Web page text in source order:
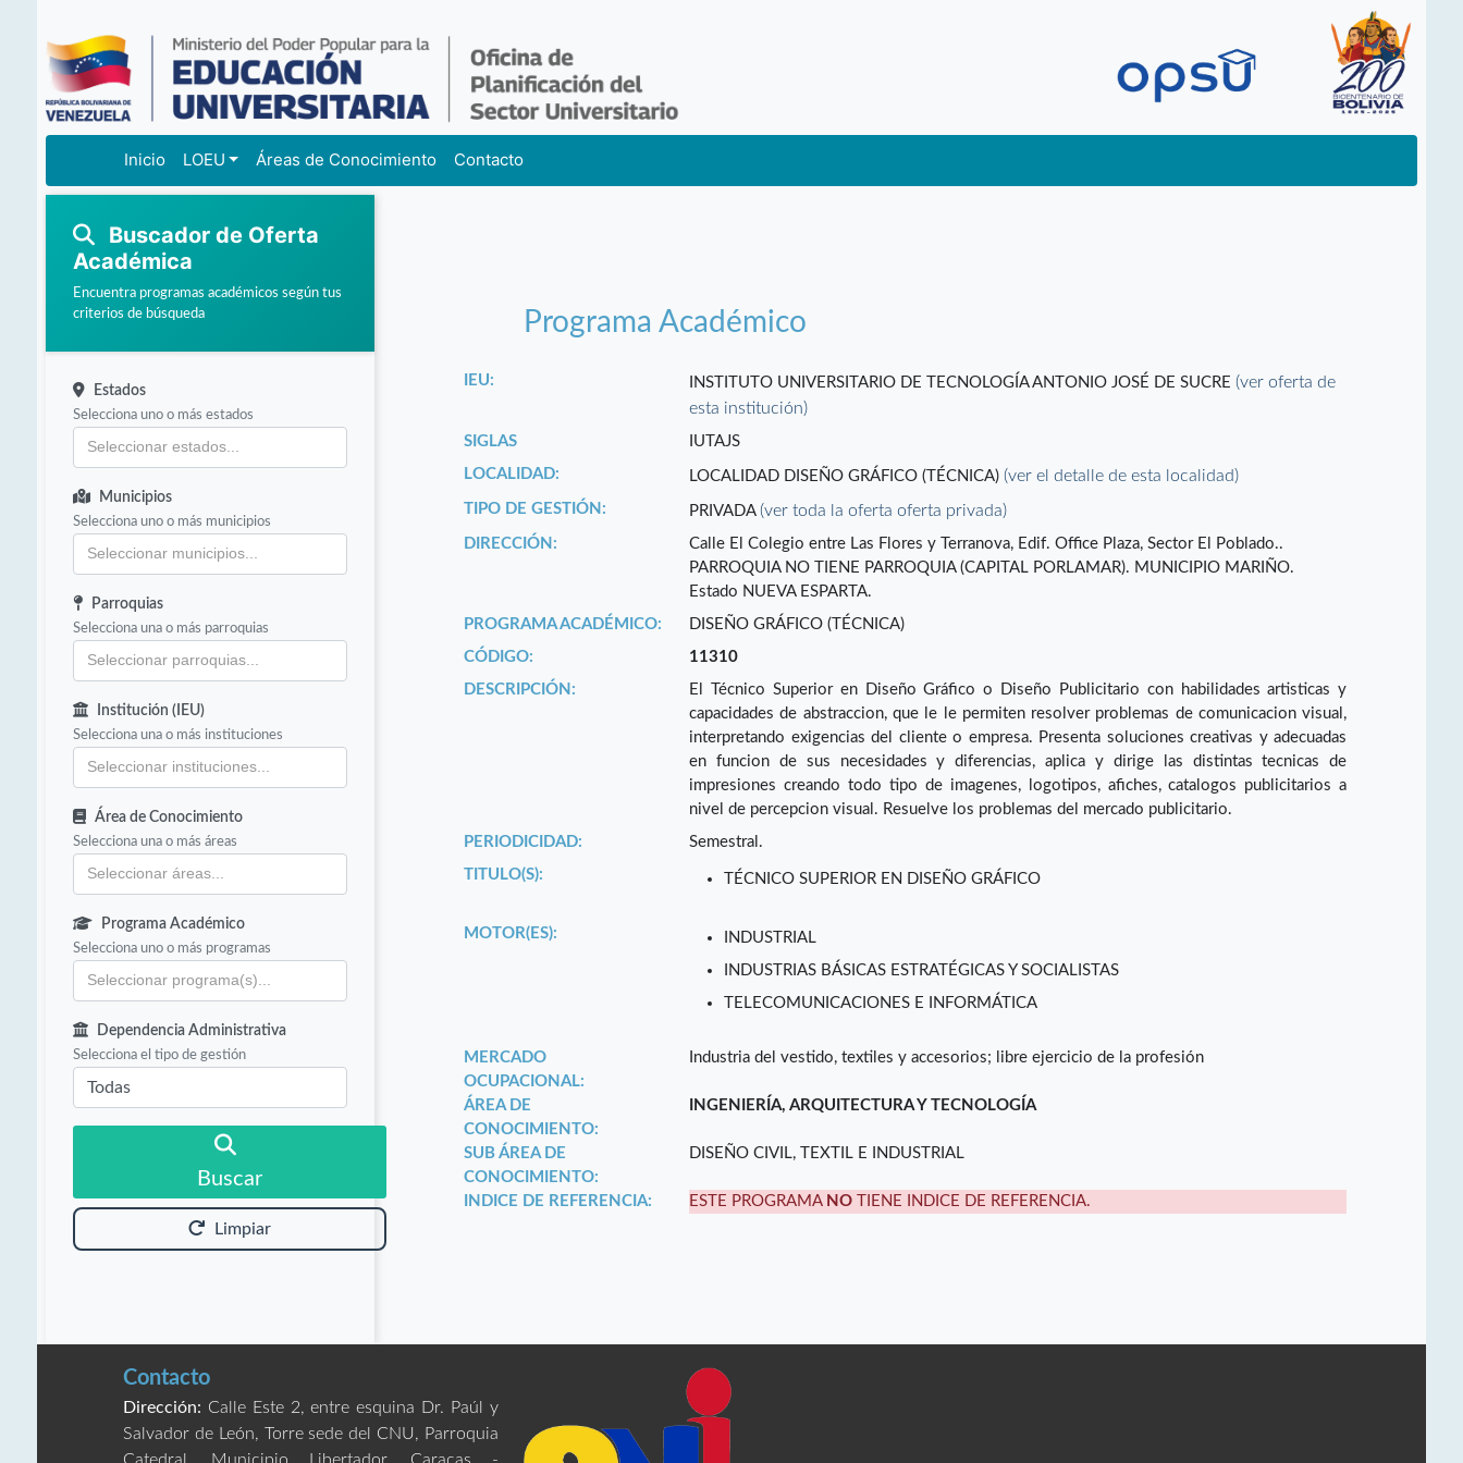
Inicio LOEU Áreas de Conocimiento Contacto
Buscador de Oferta
Académica
Encuentra programas académicos según tus
criterios de búsqueda
Estados
Selecciona uno o más estados
Municipios
Selecciona uno o más municipios
Parroquias
Selecciona una o más parroquias
Institución (IEU)
Selecciona una o más instituciones
Área de Conocimiento
Selecciona una o más áreas
Programa Académico
Selecciona uno o más programas
Dependencia Administrativa
Selecciona el tipo de gestión
Buscar
Limpiar
Programa Académico
IEU: INSTITUTO UNIVERSITARIO DE TECNOLOGÍA ANTONIO JOSÉ DE SUCRE(ver oferta de
esta institución)
SIGLAS
IUTAJS
LOCALIDAD:
LOCALIDAD DISEÑO GRÁFICO (TÉCNICA)(ver el detalle de esta localidad)
TIPO DE GESTIÓN: PRIVADA(ver toda la oferta oferta privada)
DIRECCIÓN:
Calle El Colegio entre Las Flores y Terranova, Edif. Office Plaza, Sector El Poblado..
PARROQUIA NO TIENE PARROQUIA (CAPITAL PORLAMAR). MUNICIPIO MARIÑO.
Estado NUEVA ESPARTA.
PROGRAMA ACADÉMICO:
DISEÑO GRÁFICO (TÉCNICA)
CÓDIGO:
11310
DESCRIPCIÓN:
El Técnico Superior en Diseño Gráfico o Diseño Publicitario con habilidades artisticas y
capacidades de abstraccion, que le le permiten resolver problemas de comunicacion visual,
interpretando exigencias del cliente o empresa. Presenta soluciones creativas y adecuadas
en funcion de sus necesidades y diferencias, aplica y dirige las distintas tecnicas de
impresiones creando todo tipo de imagenes, logotipos, afiches, catalogos publicitarios a
nivel de percepcion visual. Resuelve los problemas del mercado publicitario.
PERIODICIDAD:
Semestral.
TITULO(S):
TÉCNICO SUPERIOR EN DISEÑO GRÁFICO
MOTOR(ES):
INDUSTRIAL
INDUSTRIAS BÁSICAS ESTRATÉGICAS Y SOCIALISTAS
TELECOMUNICACIONES E INFORMÁTICA
MERCADO
OCUPACIONAL:
Industria del vestido, textiles y accesorios; libre ejercicio de la profesión
ÁREA DE
CONOCIMIENTO:
INGENIERÍA, ARQUITECTURA Y TECNOLOGÍA
SUB ÁREA DE
CONOCIMIENTO:
DISEÑO CIVIL, TEXTIL E INDUSTRIAL
INDICE DE REFERENCIA: ESTE PROGRAMA NO TIENE INDICE DE REFERENCIA.
Contacto
Dirección: Calle Este 2, entre esquina Dr. Paúl y
Salvador de León, Torre sede del CNU, Parroquia